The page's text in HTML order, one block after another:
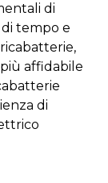
di
tempo e
affidabile
di